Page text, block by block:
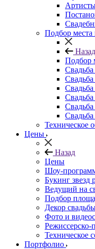
Подбор места
Назад
Подбор
Свадьба
Свадьба
Свадьба
Техническое
Цены
Назад
Цены
Шоу-
Букинг звезд
Ведущий на
Подбор
Декор
Фото и
Режиссерско-
Техническое
Портфолио